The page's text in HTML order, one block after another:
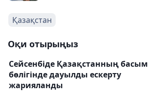
Қазақстан
Оқи отырыңыз
Сейсенбіде Қазақстанның басым
бөлігінде дауылды ескерту
жарияланды